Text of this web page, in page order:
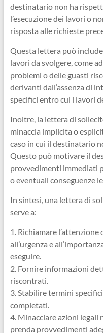
destinatario non ha
l’esecuzione dei lavori o
risposta alle richieste
Questa lettera può
lavori da svolgere, come
problemi o delle guasti
derivanti dall’assenza di
specifici entro cui i lavori
Inoltre, la lettera di
minaccia implicita o
caso in cui il destinatario
Questo può motivare il
provvedimenti immediati
o eventuali conseguenze
In sintesi, una lettera di
serve a:
1. Richiamare
all’urgenza e
eseguire.
2. Fornire informazioni
riscontrati.
3. Stabilire termini
completati.
4. Minacciare azioni legali
prenda provvedimenti